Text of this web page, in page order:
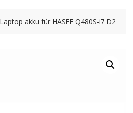
Laptop akku für HASEE Q480S-i7 D2